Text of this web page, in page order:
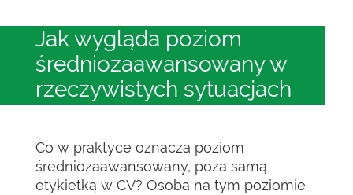
Jak wygląda poziom
średniozaawansowany w
rzeczywistych sytuacjach
Co w praktyce oznacza poziom
średniozaawansowany, poza samą
etykietką w CV? Osoba na tym poziomie